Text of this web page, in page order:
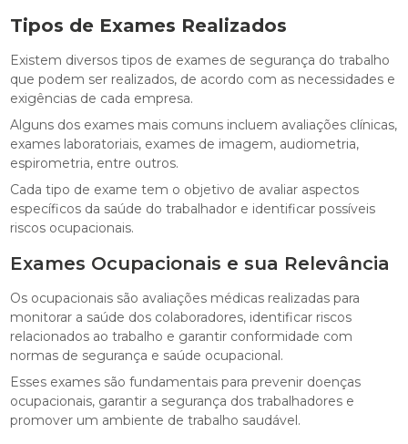
Tipos de Exames Realizados
Existem diversos tipos de exames de segurança do trabalho
que podem ser realizados, de acordo com as necessidades e
exigências de cada empresa.
Alguns dos exames mais comuns incluem avaliações clínicas,
exames laboratoriais, exames de imagem, audiometria,
espirometria, entre outros.
Cada tipo de exame tem o objetivo de avaliar aspectos
específicos da saúde do trabalhador e identificar possíveis
riscos ocupacionais.
Exames Ocupacionais e sua Relevância
Os ocupacionais são avaliações médicas realizadas para
monitorar a saúde dos colaboradores, identificar riscos
relacionados ao trabalho e garantir conformidade com
normas de segurança e saúde ocupacional.
Esses exames são fundamentais para prevenir doenças
ocupacionais, garantir a segurança dos trabalhadores e
promover um ambiente de trabalho saudável.